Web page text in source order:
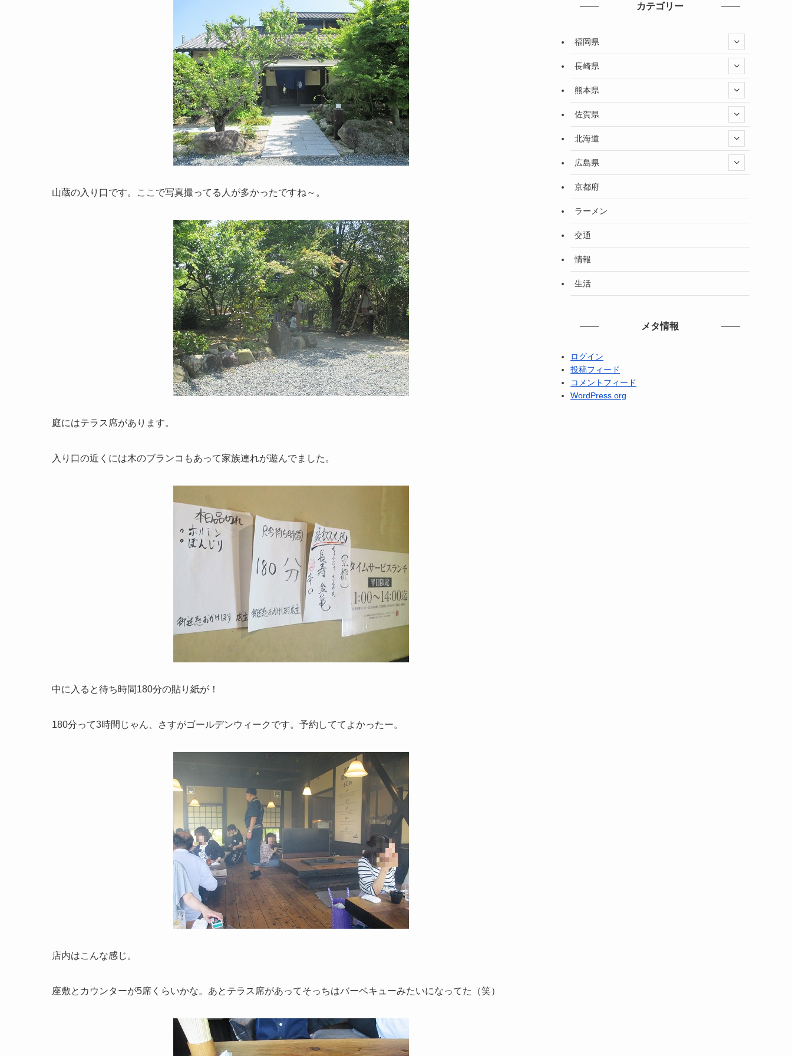
山蔵の入り口です。ここで写真撮ってる人が多かったですね～。
庭にはテラス席があります。
入り口の近くには木のブランコもあって家族連れが遊んでました。
中に入ると待ち時間180分の貼り紙が！
180分って3時間じゃん、さすがゴールデンウィークです。予約しててよかったー。
店内はこんな感じ。
座敷とカウンターが5席くらいかな。あとテラス席があってそっちはバーベキューみたいになってた（笑）
カテゴリー
福岡県
長崎県
熊本県
佐賀県
北海道
広島県
京都府
ラーメン
交通
情報
生活
メタ情報
ログイン
投稿フィード
コメントフィード
WordPress.org